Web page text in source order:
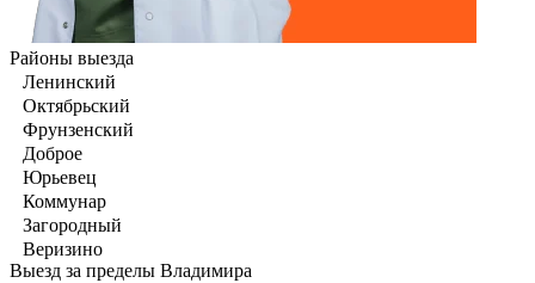
Районы выезда
Ленинский
Октябрьский
Фрунзенский
Доброе
Юрьевец
Коммунар
Загородный
Веризино
Выезд за пределы Владимира